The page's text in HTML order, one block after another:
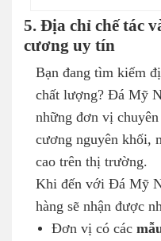
5. Địa chỉ chế tác
cương uy tín
Bạn đang tìm kiếm
chất lượng? Đá Mỹ
những đơn vị chuyên
cương nguyên khối,
cao trên thị trường.
Khi đến với Đá Mỹ
hàng sẽ nhận được
Đơn vị có các